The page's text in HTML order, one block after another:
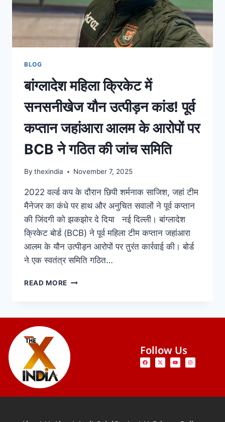
BLOG
बांग्लादेश महिला क्रिकेट में
सनसनीखेज यौन उत्पीड़न कांड! पूर्व
कप्तान जहांआरा आलम के आरोपों पर
BCB ने गठित की जांच समिति
By thexindia November 7, 2025
2022 वर्ल्ड कप के दौरान छिपी शर्मनाक साजिश, जहां टीम
मैनेजर का कंधे पर हाथ और अनुचित सवालों ने पूर्व कप्तान
की जिंदगी को झकझोर दे दिया नई दिल्ली। बांग्लादेश
क्रिकेट बोर्ड (BCB) ने पूर्व महिला टीम कप्तान जहांआरा
आलम के यौन उत्पीड़न आरोपों पर तुरंत कार्रवाई की। बोर्ड
ने एक स्वतंत्र समिति गठित…
READ MORE
Follow Us